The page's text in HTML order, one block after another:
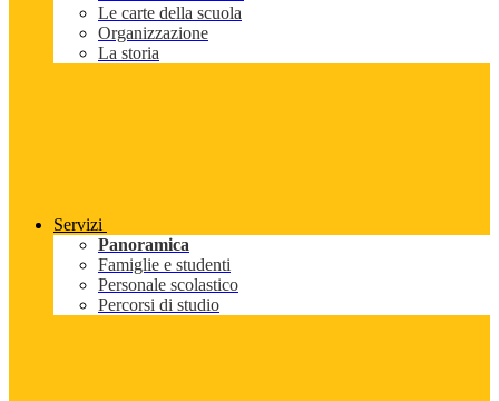
Le carte della scuola
Organizzazione
La storia
Servizi
Panoramica
Famiglie e studenti
Personale scolastico
Percorsi di studio